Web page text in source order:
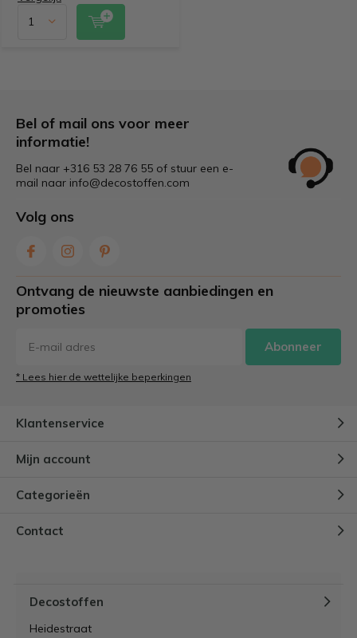
Bel of mail ons voor meer
informatie!
Bel naar +316 53 28 76 55 of stuur een e-
mail naar info@decostoffen.com
Volg ons
Ontvang de nieuwste aanbiedingen en
promoties
Abonneer
* Lees hier de wettelijke beperkingen
Klantenservice
Mijn account
Categorieën
Contact
Decostoffen
Heidestraat